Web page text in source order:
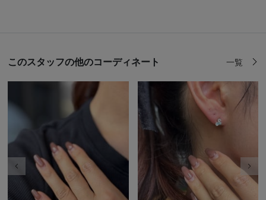
このスタッフの他のコーディネート 一覧
前の画像